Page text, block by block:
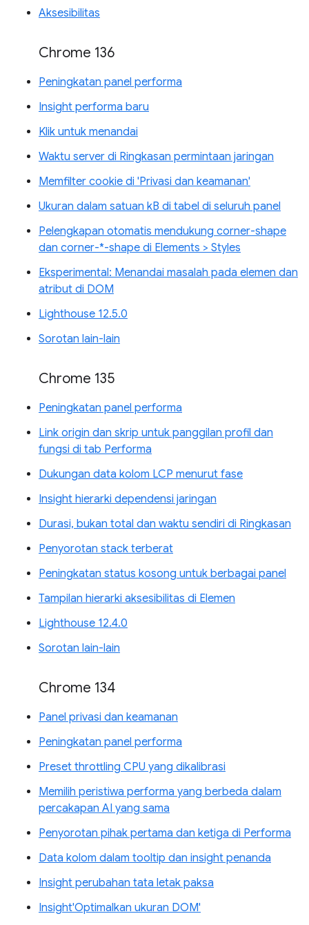
Aksesibilitas
Chrome 136
Peningkatan panel performa
Insight performa baru
Klik untuk menandai
Waktu server di Ringkasan permintaan jaringan
Memfilter cookie di 'Privasi dan keamanan'
Ukuran dalam satuan kB di tabel di seluruh panel
Pelengkapan otomatis mendukung corner-shape
dan corner-*-shape di Elements > Styles
Eksperimental: Menandai masalah pada elemen dan
atribut di DOM
Lighthouse 12.5.0
Sorotan lain-lain
Chrome 135
Peningkatan panel performa
Link origin dan skrip untuk panggilan profil dan
fungsi di tab Performa
Dukungan data kolom LCP menurut fase
Insight hierarki dependensi jaringan
Durasi, bukan total dan waktu sendiri di Ringkasan
Penyorotan stack terberat
Peningkatan status kosong untuk berbagai panel
Tampilan hierarki aksesibilitas di Elemen
Lighthouse 12.4.0
Sorotan lain-lain
Chrome 134
Panel privasi dan keamanan
Peningkatan panel performa
Preset throttling CPU yang dikalibrasi
Memilih peristiwa performa yang berbeda dalam
percakapan AI yang sama
Penyorotan pihak pertama dan ketiga di Performa
Data kolom dalam tooltip dan insight penanda
Insight perubahan tata letak paksa
Insight'Optimalkan ukuran DOM'